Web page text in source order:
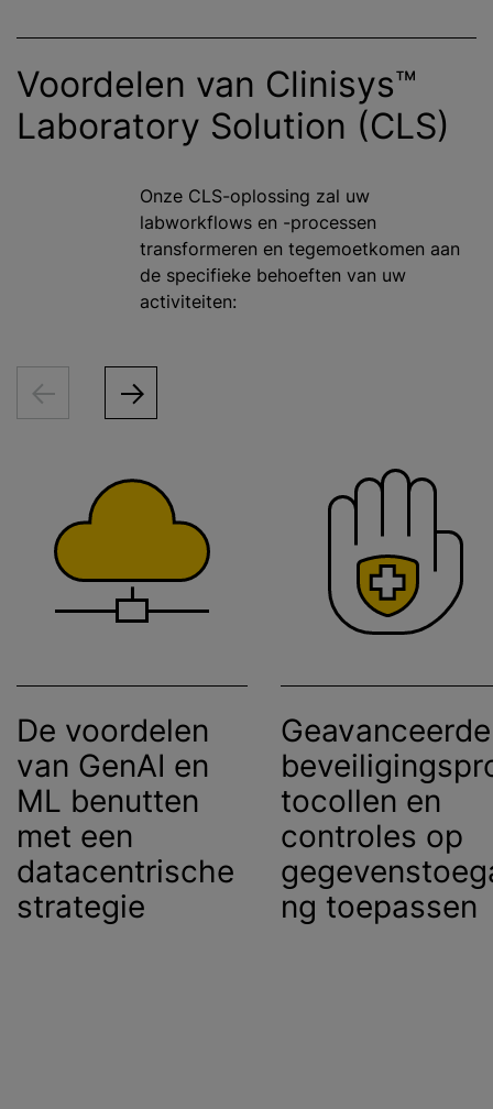
Voordelen van Clinisys™
Laboratory Solution (CLS)
Onze CLS-oplossing zal uw
labworkflows en -processen
transformeren en tegemoetkomen aan
de specifieke behoeften van uw
activiteiten:
De voordelen
van GenAI en
ML benutten
met een
datacentrische
strategie
Geavanceerde
tocollen en
controles op
ng toepassen